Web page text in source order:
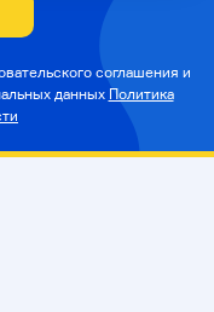
соглашения и
данных Политика